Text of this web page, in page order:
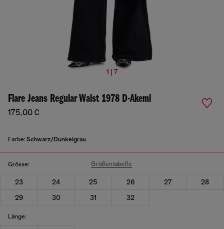
1 | 7
Flare Jeans Regular Waist 1978 D-Akemi
175,00 €
Farbe: Schwarz/Dunkelgrau
Grösse: Größentabelle
23 24 25 26 27
28
29
30 31 32
Länge: